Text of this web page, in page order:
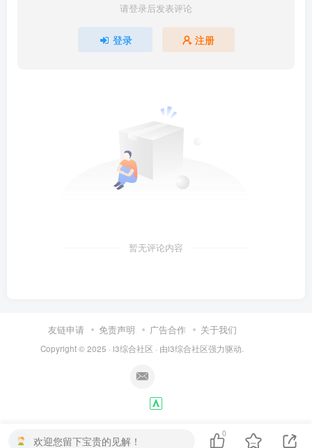
请登录后发表评论
登录 注册
暂无评论内容
友链申请 免责声明 广告合作 关于我们
Copyright © 2025 · i3综合社区 · 由i3综合社区强力驱动.
欢迎您留下宝贵的见解！
0